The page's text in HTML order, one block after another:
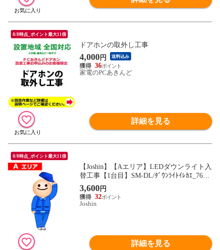
8/8時点_ポイント最大11倍
ドアホンの取外し工事
4,000円 送料込み
36
家電のPCあきんど
詳細を見る
8/8時点_ポイント最大11倍
【Joshin】【Aエリア】LEDダウンライト入
替工事【1台目】SM-DL/ﾀﾞｳﾝﾗｲﾄｲﾚｶｴ_76
【返品種別B】
3,600円
32
Joshin
詳細を見る